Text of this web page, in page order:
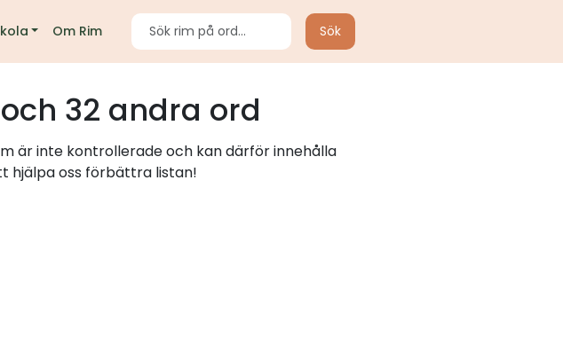
Om Rim Sök
och 32 andra ord
är inte kontrollerade och kan därför innehålla
hjälpa oss förbättra listan!